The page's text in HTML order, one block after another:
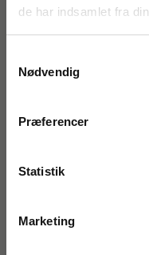
de har indsamlet fra
Nødvendig
Præferencer
Statistik
Marketing
Viborg
St. Sct. Peder Stræde 16
(Google Maps)
75 89 33 95
Webshop kundeservice
markedsføring med gode
samtykke tilbage. Med dit